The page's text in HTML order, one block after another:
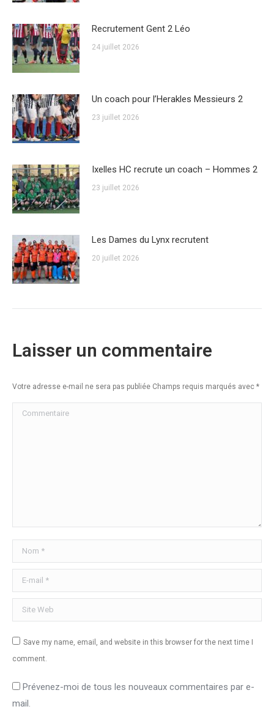
Recrutement Gent 2 Léo
24 juillet 2026
Un coach pour l’Herakles Messieurs 2
23 juillet 2026
Ixelles HC recrute un coach – Hommes 2
23 juillet 2026
Les Dames du Lynx recrutent
20 juillet 2026
Laisser un commentaire
Votre adresse e-mail ne sera pas publiée Champs requis marqués avec *
Commentaire
Nom *
E-mail *
Site Web
Save my name, email, and website in this browser for the next time I
comment.
Prévenez-moi de tous les nouveaux commentaires par e-
mail.